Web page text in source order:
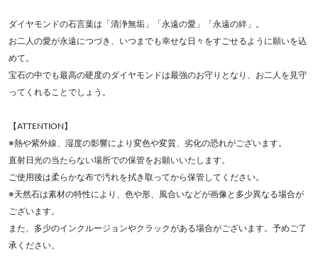
ダイヤモンドの石言葉は「清浄無垢」「永遠の愛」「永遠の絆」。
お二人の愛が永遠につづき、いつまでも幸せな日々をすごせるように願いを込
めて。
宝石の中でも最高の硬度のダイヤモンドは最強のお守りとなり、お二人を見守
ってくれることでしょう。
【ATTENTION】
※熱や紫外線、湿度の影響により変色や変質、劣化の恐れがございます。
直射日光の当たらない場所での保管をお願いいたします。
ご使用後は柔らかな布で汚れを拭き取ってから保管してください。
※天然石は素材の特性により、色や形、風合いなどが画像と多少異なる場合が
ございます。
また、多少のインクルージョンやクラックがある場合がございます。予めご了
承ください。